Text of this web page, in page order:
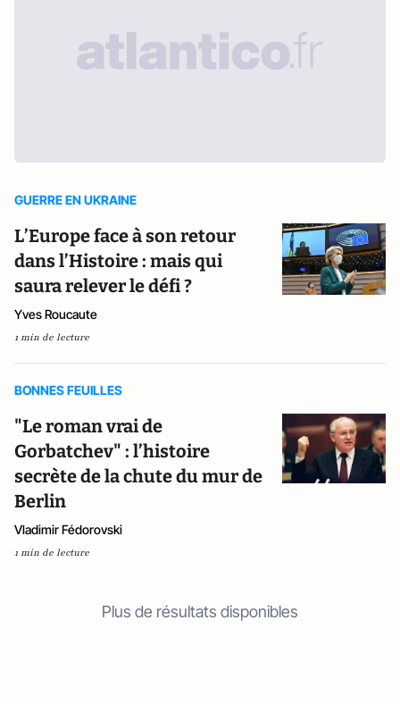
GUERRE EN UKRAINE
L’Europe face à son retour
dans l’Histoire : mais qui
saura relever le défi ?
Yves Roucaute
1 min de lecture
BONNES FEUILLES
"Le roman vrai de
Gorbatchev" : l’histoire
secrète de la chute du mur de
Berlin
Vladimir Fédorovski
1 min de lecture
Plus de résultats disponibles